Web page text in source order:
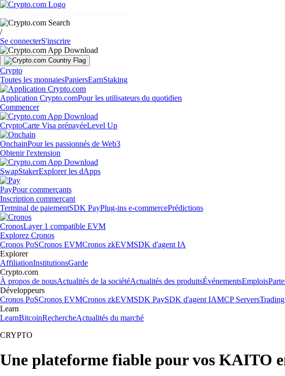
/
Se connecterS'inscrire
Crypto
Toutes les monnaiesPaniersEarnStaking
Application Crypto.comPour les utilisateurs du quotidien
Commencer
CryptoCarte Visa prépayéeLevel Up
OnchainPour les passionnés de Web3
Obtenir l'extension
SwapStakerExplorer les dApps
PayPour commerçants
Inscription commerçant
Terminal de paiementSDK PayPlug-ins e-commercePrédictions
CronosLayer 1 compatible EVM
Explorez Cronos
Cronos PoSCronos EVMCronos zkEVMSDK d'agent IA
Explorer
AffiliationInstitutionsGarde
Crypto.com
À propos de nousActualités de la sociétéActualités des produitsÉvénementsEmplois
Développeurs
Cronos PoSCronos EVMCronos zkEVMSDK PaySDK d'agent IAMCP Servers
Learn
LearnBitcoinRechercheActualités du marché
CRYPTO
Une plateforme fiable pour vos KAITO